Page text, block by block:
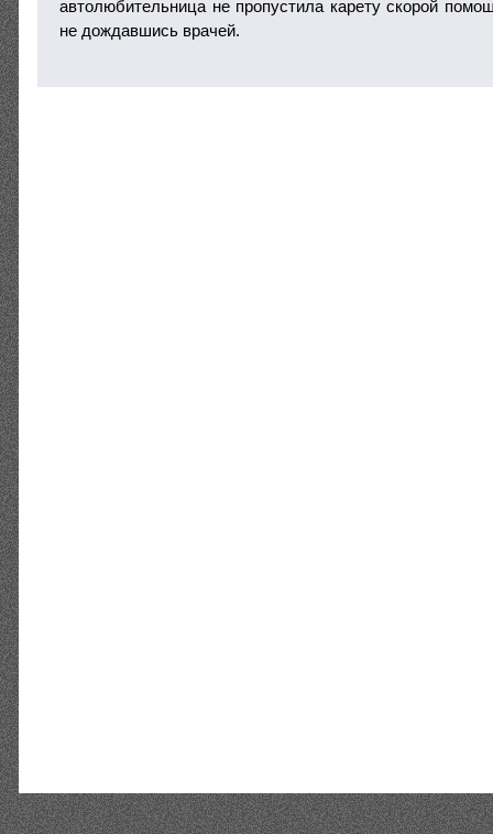
автолюбительница не пропустила карету скорой
не дождавшись врачей.